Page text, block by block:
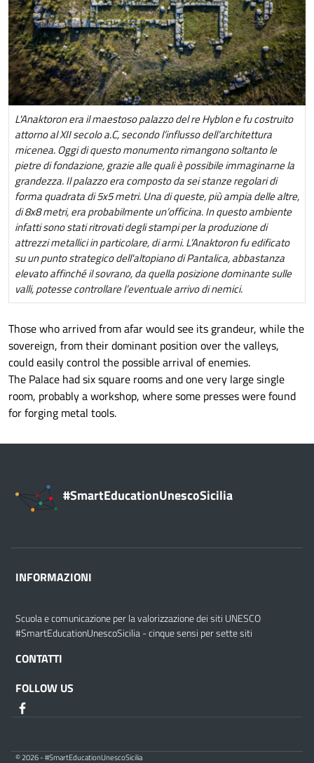
L'Anaktoron era il maestoso palazzo del re Hyblon e fu costruito
attorno al XII secolo a.C, secondo l’influsso dell’architettura
micenea. Oggi di questo monumento rimangono soltanto le
pietre di fondazione, grazie alle quali è possibile immaginarne la
grandezza. Il palazzo era composto da sei stanze regolari di
forma quadrata di 5x5 metri. Una di queste, più ampia delle altre,
di 8x8 metri, era probabilmente un’officina. In questo ambiente
infatti sono stati ritrovati degli stampi per la produzione di
attrezzi metallici in particolare, di armi. L’Anaktoron fu edificato
su un punto strategico dell'altopiano di Pantalica, abbastanza
elevato affinché il sovrano, da quella posizione dominante sulle
valli, potesse controllare l’eventuale arrivo di nemici.
Those who arrived from afar would see its grandeur, while the
sovereign, from their dominant position over the valleys,
could easily control the possible arrival of enemies.
The Palace had six square rooms and one very large single
room, probably a workshop, where some presses were found
for forging metal tools.
#SmartEducationUnescoSicilia
INFORMAZIONI
Scuola e comunicazione per la valorizzazione dei siti UNESCO
#SmartEducationUnescoSicilia - cinque sensi per sette siti
CONTATTI
FOLLOW US
© 2026 - #SmartEducationUnescoSicilia